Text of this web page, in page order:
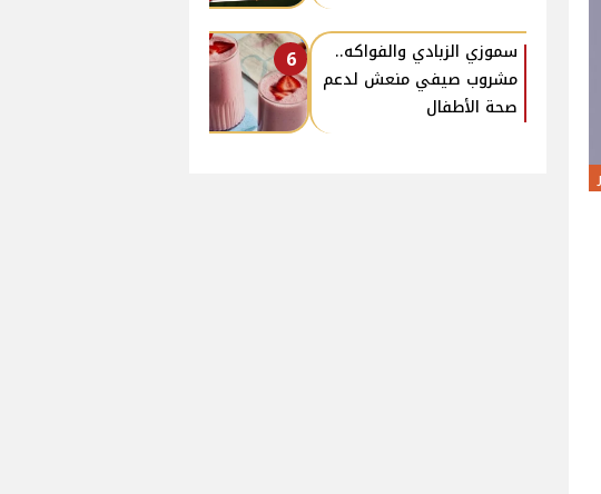
6
سموزي الزبادي والفواكه..
مشروب صيفي منعش لدعم
صحة الأطفال